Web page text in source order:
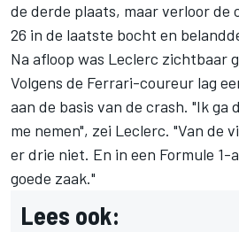
de derde plaats, maar verloor de
26 in de laatste bocht en
Na afloop was Leclerc zichtbaar
Volgens de Ferrari-coureur lag
aan de basis van de crash. "Ik ga
me nemen", zei Leclerc. "Van de
er drie niet. En in een Formule 1-
goede zaak."
Lees ook: